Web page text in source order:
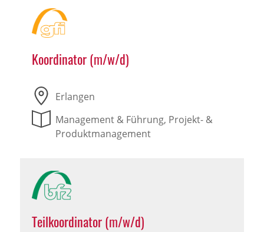
Koordinator (m/w/d)
Erlangen
Management & Führung, Projekt- &
Produktmanagement
Teilkoordinator (m/w/d)